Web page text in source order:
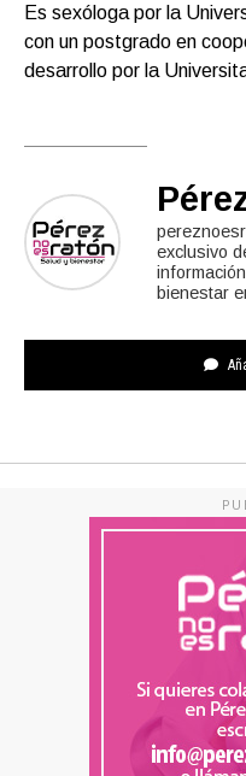
Es sexóloga por la
con un postgrado en
desarrollo por la
exclusivo
bienestar